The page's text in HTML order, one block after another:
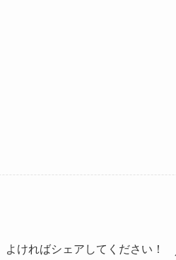
よければシェアしてください！